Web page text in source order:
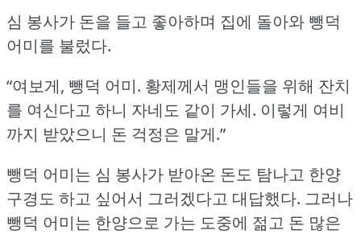
심 봉사가 돈을 들고 좋아하며 집에 돌아와 뺑덕
어미를 불렀다.
“여보게, 뺑덕 어미. 황제께서 맹인들을 위해 잔치
를 여신다고 하니 자네도 같이 가세. 이렇게 여비
까지 받았으니 돈 걱정은 말게.”
뺑덕 어미는 심 봉사가 받아온 돈도 탐나고 한양
구경도 하고 싶어서 그러겠다고 대답했다. 그러나
뺑덕 어미는 한양으로 가는 도중에 젊고 돈 많은